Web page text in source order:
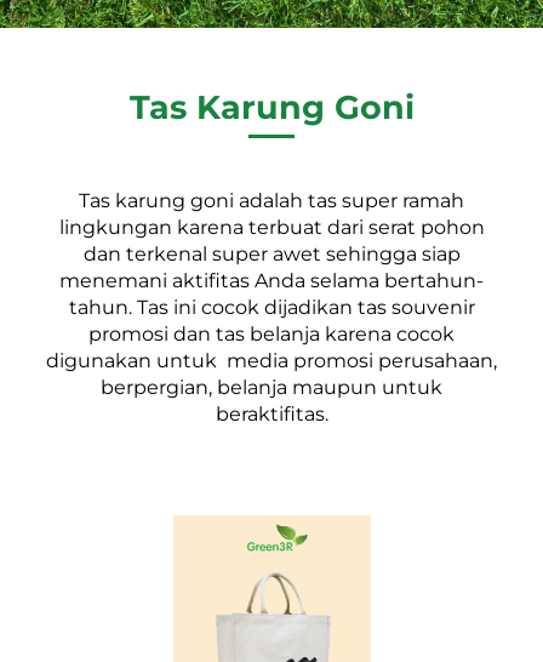
Tas Karung Goni
Tas karung goni adalah tas super ramah
lingkungan karena terbuat dari serat pohon
dan terkenal super awet sehingga siap
menemani aktifitas Anda selama bertahun-
tahun. Tas ini cocok dijadikan tas souvenir
promosi dan tas belanja karena cocok
digunakan untuk media promosi perusahaan,
berpergian, belanja maupun untuk
beraktifitas.